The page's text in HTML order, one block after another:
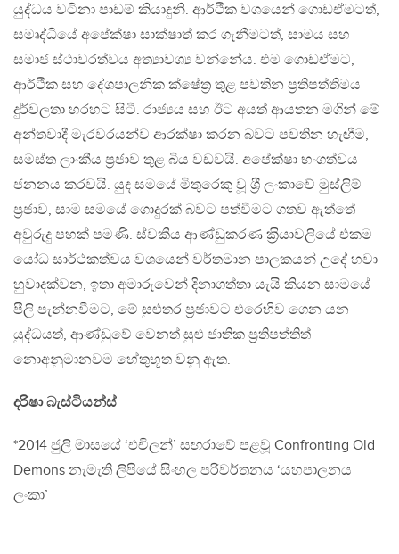
යුද්ධය වටිනා පාඩම් කියාදුනි. ආර්ථික වශයෙන් ගොඩඒමටත්,
සමෘද්ධියේ අපේක්ෂා සාක්ෂාත් කර ගැනීමටත්, සාමය සහ
සමාජ ස්ථාවරත්වය අත්‍යාවශ්‍ය වන්නේය. එම ගොඩඒමට,
ආර්ථික සහ දේශපාලනික ක්ෂේත‍්‍ර තුළ පවතින ප‍්‍රතිපත්තිමය
දුර්වලතා හරහට සිටී. රාජ්‍යය සහ ඊට අයත් ආයතන මගින් මේ
අන්තවාදී මැරවරයන්ව ආරක්ෂා කරන බවට පවතින හැඟීම,
සමස්ත ලාංකීය ප‍්‍රජාව තුළ බිය වඩවයි. අපේක්ෂා භංගත්වය
ජනනය කරවයි. යුද සමයේ මිතුරෙකු වූ ශ‍්‍රී ලංකාවේ මුස්ලිම්
ප‍්‍රජාව, සාම සමයේ ගොදුරක් බවට පත්වීමට ගතව ඇත්තේ
අවුරුදු පහක් පමණි. ස්වකීය ආණ්ඩුකරණ ක‍්‍රියාවලියේ එකම
යෝධ සාර්ථකත්වය වශයෙන් වර්තමාන පාලකයන් උදේ හවා
හුවාදක්වන, ඉතා අමාරුවෙන් දිනාගත්තා යැයි කියන සාමයේ
පීලි පැන්නවීමට, මේ සුළුතර ප‍්‍රජාවට එරෙහිව ගෙන යන
යුද්ධයත්, ආණ්ඩුවේ වෙනත් සුළු ජාතික ප‍්‍රතිපත්තිත්
නොඅනුමානවම හේතුභූත වනු ඇත.
දරිෂා බැස්ටියන්ස්
*2014 ජුලි මාසයේ ‘එචිලන්’ සඟරාවේ පළවූ Confronting Old
Demons නැමැති ලිපියේ සිංහල පරිවර්තනය ‘යහපාලනය
ලංකා’